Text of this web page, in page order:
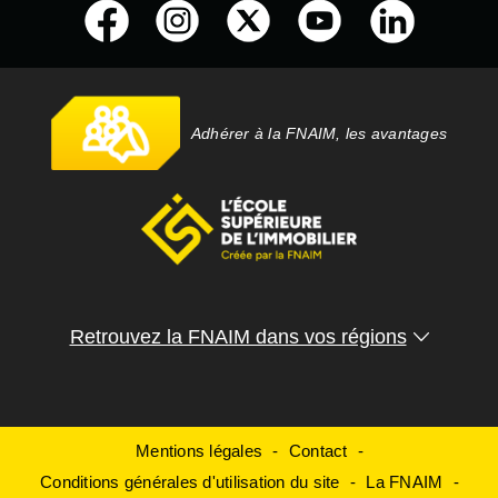
Adhérer à la FNAIM, les avantages
Retrouvez la FNAIM dans vos régions
Mentions légales
Contact
Conditions générales d'utilisation du site
La FNAIM